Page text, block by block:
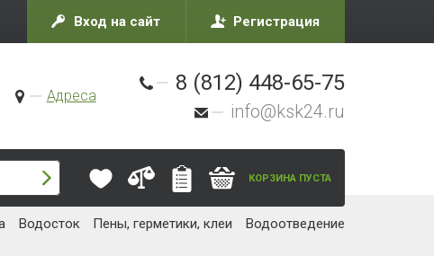
Вход на сайт Регистрация
Адреса
8 (812) 448-65-75
info@ksk24.ru
КОРЗИНА ПУСТА
Водосток Пены, герметики, клеи Водоотведение